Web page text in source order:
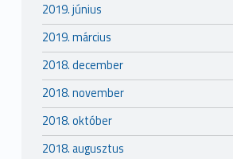
2019. június
2019. március
2018. december
2018. november
2018. október
2018. augusztus